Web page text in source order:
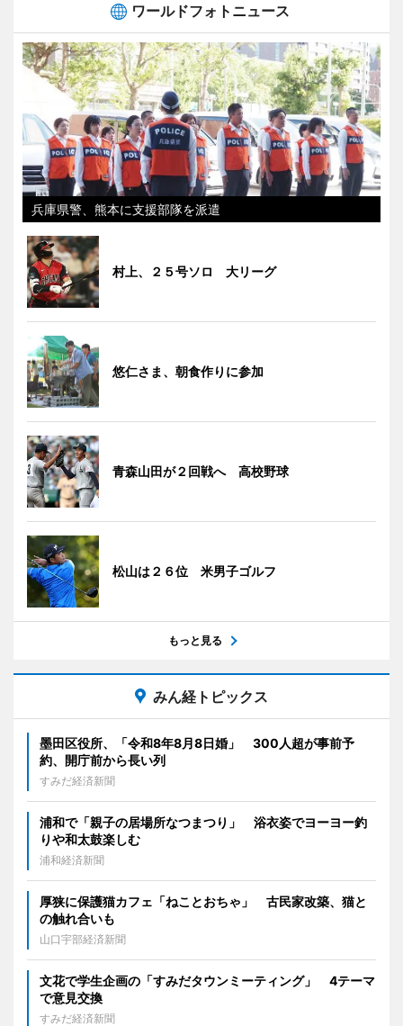
ワールドフォトニュース
兵庫県警、熊本に支援部隊を派遣
村上、２５号ソロ 大リーグ
悠仁さま、朝食作りに参加
青森山田が２回戦へ 高校野球
松山は２６位 米男子ゴルフ
もっと見る
みん経トピックス
墨田区役所、「令和8年8月8日婚」 300人超が事前予
約、開庁前から長い列
すみだ経済新聞
浦和で「親子の居場所なつまつり」 浴衣姿でヨーヨー釣
りや和太鼓楽しむ
浦和経済新聞
厚狭に保護猫カフェ「ねことおちゃ」 古民家改築、猫と
の触れ合いも
山口宇部経済新聞
文花で学生企画の「すみだタウンミーティング」 4テーマ
で意見交換
すみだ経済新聞